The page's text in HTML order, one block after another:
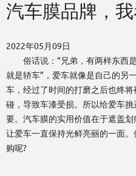
汽车膜品牌，
2022年05月09日
俗话说：“兄弟，有两样东西是
就是轿车”，爱车就像是自己的另
车，经过了时间的打磨之后也终
碰，导致车漆受损。所以给爱车
要。汽车膜的实用价值在于遮盖
让爱车一直保持光鲜亮丽的一面。
购呢?